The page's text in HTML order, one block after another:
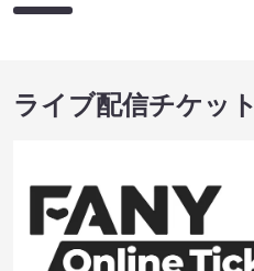
ライブ配信チケット